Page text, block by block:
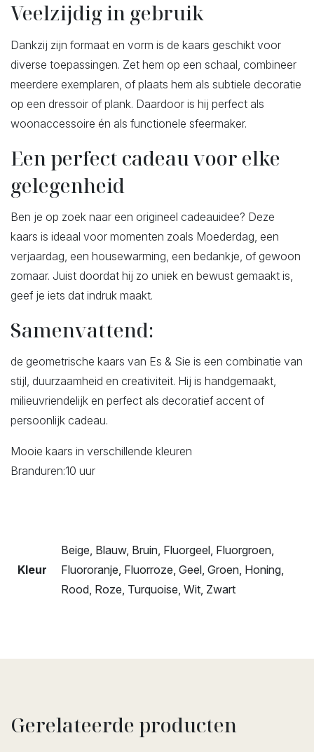
Veelzijdig in gebruik
Dankzij zijn formaat en vorm is de kaars geschikt voor
diverse toepassingen. Zet hem op een schaal, combineer
meerdere exemplaren, of plaats hem als subtiele decoratie
op een dressoir of plank. Daardoor is hij perfect als
woonaccessoire én als functionele sfeermaker.
Een perfect cadeau voor elke
gelegenheid
Ben je op zoek naar een origineel cadeauidee? Deze
kaars is ideaal voor momenten zoals Moederdag, een
verjaardag, een housewarming, een bedankje, of gewoon
zomaar. Juist doordat hij zo uniek en bewust gemaakt is,
geef je iets dat indruk maakt.
Samenvattend:
de geometrische kaars van Es & Sie is een combinatie van
stijl, duurzaamheid en creativiteit. Hij is handgemaakt,
milieuvriendelijk en perfect als decoratief accent of
persoonlijk cadeau.
Mooie kaars in verschillende kleuren
Branduren:10 uur
Kleur
Beige, Blauw, Bruin, Fluorgeel, Fluorgroen,
Fluororanje, Fluorroze, Geel, Groen, Honing,
Rood, Roze, Turquoise, Wit, Zwart
Gerelateerde producten